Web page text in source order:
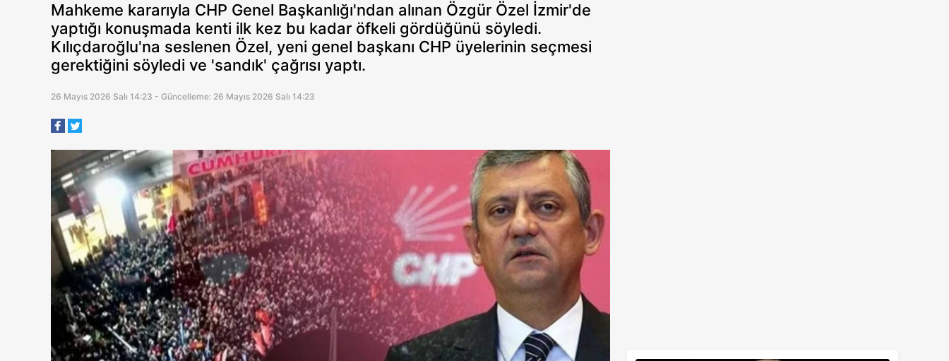
Mahkeme kararıyla CHP Genel Başkanlığı'ndan alınan Özgür Özel İzmir'de
yaptığı konuşmada kenti ilk kez bu kadar öfkeli gördüğünü söyledi.
Kılıçdaroğlu'na seslenen Özel, yeni genel başkanı CHP üyelerinin seçmesi
gerektiğini söyledi ve 'sandık' çağrısı yaptı.
26 Mayıs 2026 Salı 14:23 - Güncelleme: 26 Mayıs 2026 Salı 14:23